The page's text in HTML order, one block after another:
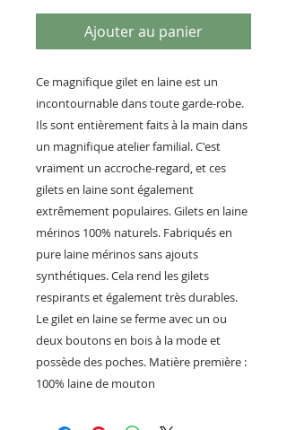
Ajouter au panier
Ce magnifique gilet en laine est un
incontournable dans toute garde-robe.
Ils sont entièrement faits à la main dans
un magnifique atelier familial. C'est
vraiment un accroche-regard, et ces
gilets en laine sont également
extrêmement populaires. Gilets en laine
mérinos 100% naturels. Fabriqués en
pure laine mérinos sans ajouts
synthétiques. Cela rend les gilets
respirants et également très durables.
Le gilet en laine se ferme avec un ou
deux boutons en bois à la mode et
possède des poches. Matière première :
100% laine de mouton